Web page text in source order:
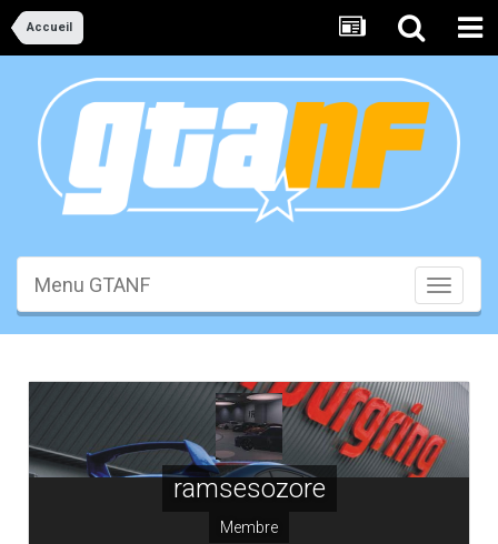
Accueil
Toggle
Menu GTANF
ramsesozore
Membre